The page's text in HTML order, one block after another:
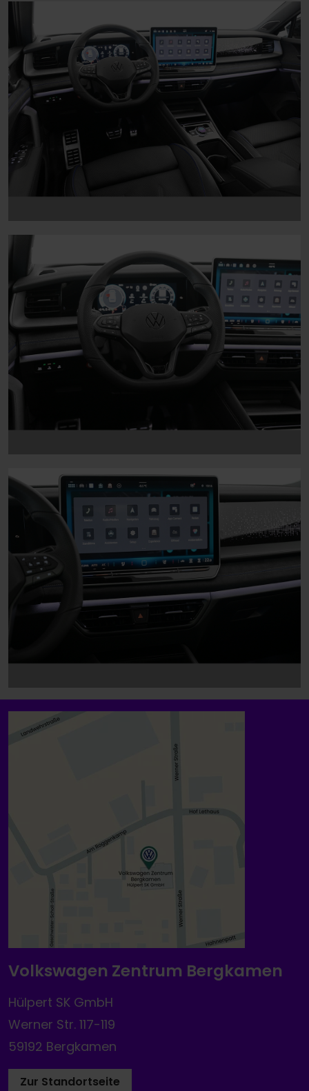
Volkswagen Zentrum Bergkamen
Hülpert SK GmbH
Werner Str. 117-119
59192 Bergkamen
Zur Standortseite